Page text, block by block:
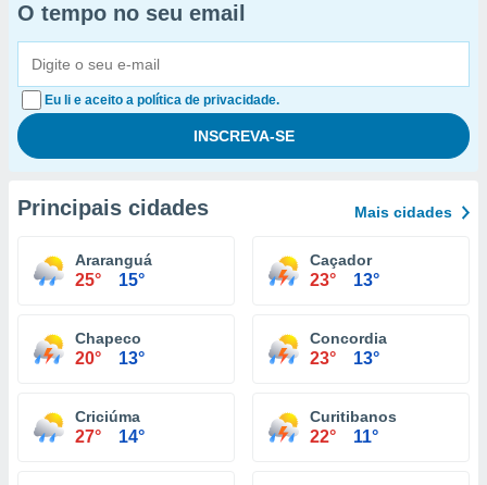
O tempo no seu email
Eu li e aceito a política de privacidade.
Principais cidades Mais cidades
Araranguá
25° 15°
Caçador
23° 13°
Chapeco
20° 13°
Concordia
23° 13°
Criciúma
27° 14°
Curitibanos
22° 11°